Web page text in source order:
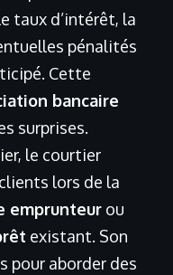
taux d’intérêt, la
pénalités
Cette
bancaire
surprises.
le courtier
lors de la
emprunteur ou
existant. Son
pour aborder des